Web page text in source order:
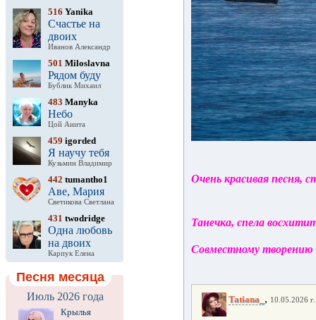
516 Yanika
Счастье на
двоих
Иванов Александр
501 Miloslavna
Рядом буду
Бублик Михаил
483 Manyka
Небо
Цой Анита
459 igorded
Я научу тебя
Кузьмин Владимир
442 tumantho1
Аве, Мария
Светикова Светлана
431 twodridge
Одна любовь
на двоих
Карпук Елена
Песня месяца
Июль 2026 года
Крылья
Очень красивая песня,
Танечка, спела
Совместному
Tatiana_ , 10.05.2026